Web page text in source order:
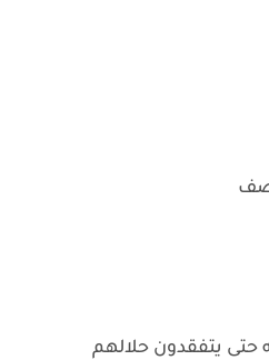
يتفقدون حلالهم